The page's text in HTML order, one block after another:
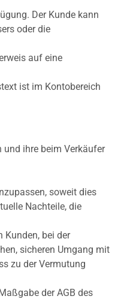
Der Kunde kann
oder die
auf eine
ist im Kontobereich
und ihre beim Verkäufer
soweit dies
Nachteile, die
Kunden, bei der
sicheren Umgang mit
zu der Vermutung
der AGB des